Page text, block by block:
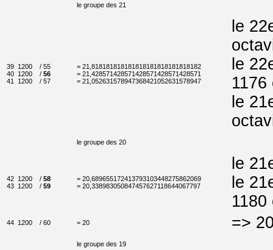
le groupe des 21
39
40
41
1200
1200
1200
/ 55
/ 56
/ 57
= 21,818181818181818181818181818182
= 21,428571428571428571428571428571
= 21,052631578947368421052631578947
le
le
le
le groupe des 20
42
43
1200
1200
/ 58
/ 59
= 20,689655172413793103448275862069
= 20,338983050847457627118644067797
le
le
44 1200 / 60 = 20 =>
le groupe des 19